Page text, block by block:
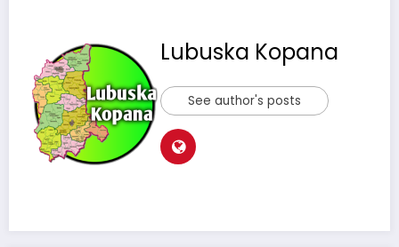
Lubuska Kopana
See author's posts